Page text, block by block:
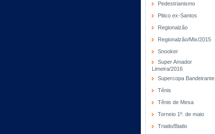
Pedestrianismo
Pitico ex-Santos
Regionalzão
Regionalzão/Mix/2015
Snooker
Super Amador
Limeira/2016
Supercopa Bandeirante
Tênis
Tênis de Mesa
Torneio 1º. de maio
Triatlo/Biatlo